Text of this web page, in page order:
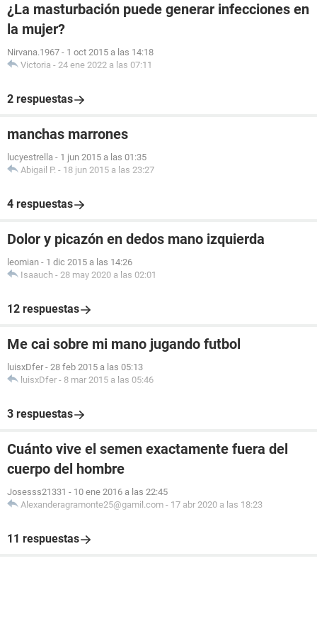
¿La masturbación puede generar infecciones en
la mujer?
Nirvana.1967 - 1 oct 2015 a las 14:18
Victoria - 24 ene 2022 a las 07:11
2 respuestas
manchas marrones
lucyestrella - 1 jun 2015 a las 01:35
Abigail P. - 18 jun 2015 a las 23:27
4 respuestas
Dolor y picazón en dedos mano izquierda
leomian - 1 dic 2015 a las 14:26
Isaauch - 28 may 2020 a las 02:01
12 respuestas
Me cai sobre mi mano jugando futbol
luisxDfer - 28 feb 2015 a las 05:13
luisxDfer - 8 mar 2015 a las 05:46
3 respuestas
Cuánto vive el semen exactamente fuera del
cuerpo del hombre
Josesss21331 - 10 ene 2016 a las 22:45
Alexanderagramonte25@gamil.com - 17 abr 2020 a las 18:23
11 respuestas